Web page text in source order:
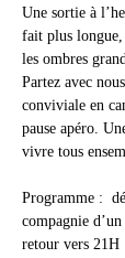
Une sortie à
fait plus
les ombres
Partez avec
conviviale en
pause apéro.
vivre tous
Programme :
compagnie
retour vers 21H